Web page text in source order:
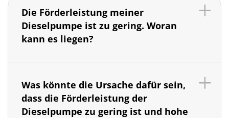
Die Förderleistung meiner
Dieselpumpe ist zu gering. Woran
kann es liegen?
Was könnte die Ursache dafür sein,
dass die Förderleistung der
Dieselpumpe zu gering ist und hohe